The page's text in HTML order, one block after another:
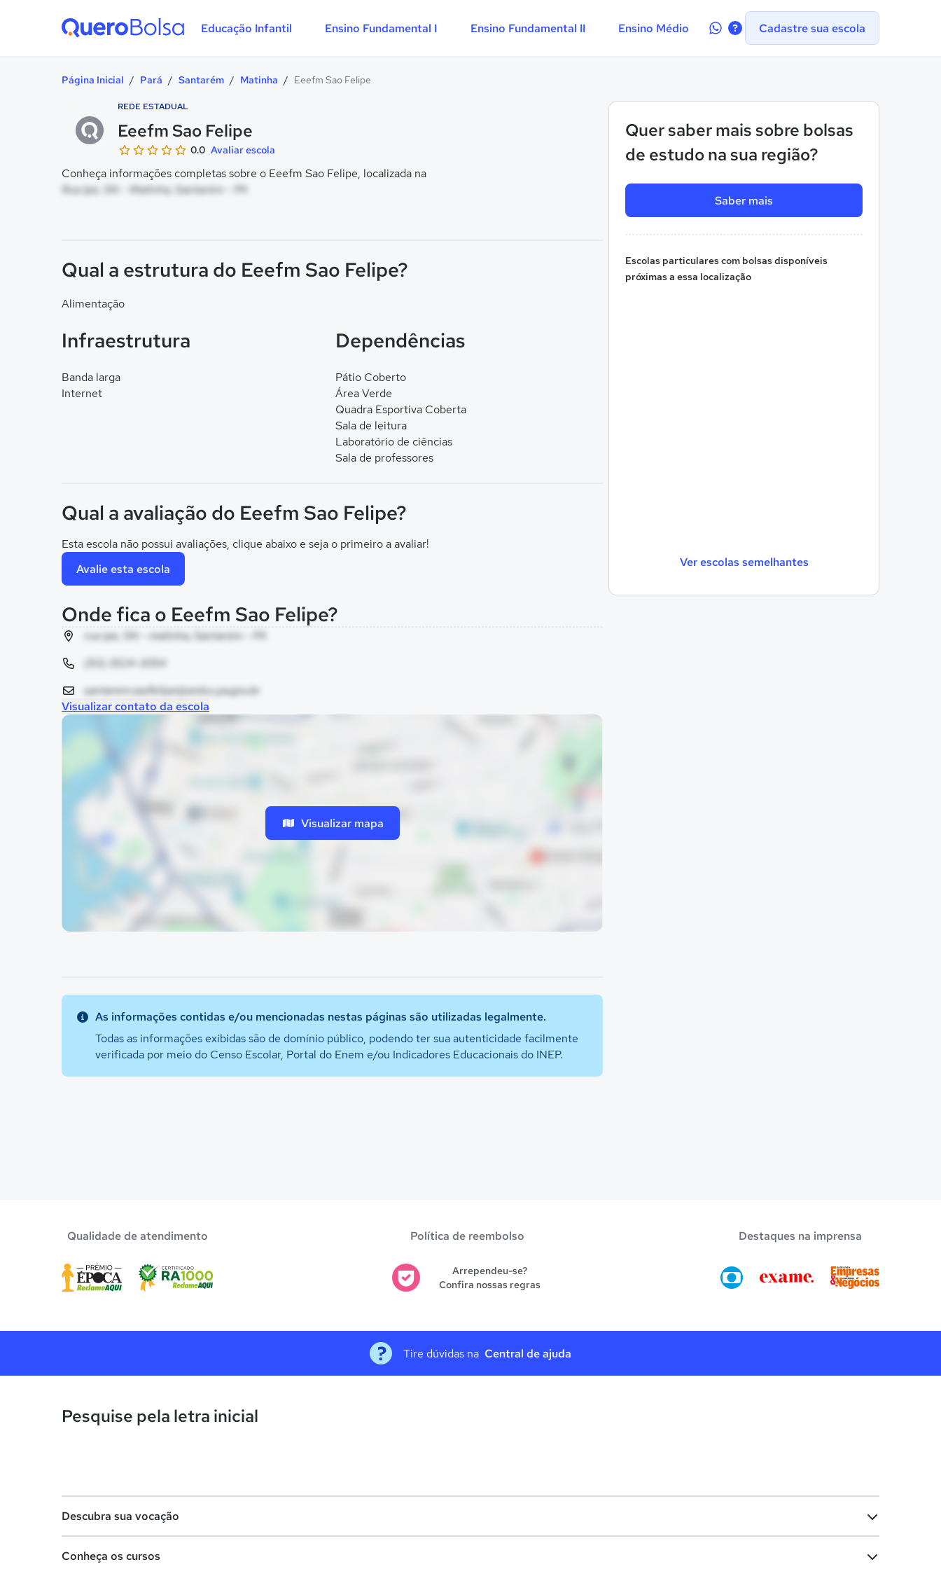
Educação Infantil Ensino Fundamental I Ensino Fundamental II Ensino Médio
Contate-Cadastre sua escola
Página Inicial / Pará / Santarém / Matinha / Eeefm Sao Felipe
REDE ESTADUAL
Eeefm Sao Felipe
0.0 Avaliar escola
Conheça informações completas sobre o Eeefm Sao Felipe, localizada na
Rua Ipe, SN - Matinha, Santarém - PA
Quer saber mais sobre bolsas
de estudo na sua região?
Saber mais
Escolas particulares com bolsas disponíveis
próximas a essa localização
Ver escolas semelhantes
Qual a estrutura do Eeefm Sao Felipe?
Alimentação
Infraestrutura
Banda larga
Internet
Dependências
Pátio Coberto
Área Verde
Quadra Esportiva Coberta
Sala de leitura
Laboratório de ciências
Sala de professores
Qual a avaliação do Eeefm Sao Felipe?
Esta escola não possui avaliações, clique abaixo e seja o primeiro a avaliar!
Avalie esta escola
Onde fica o Eeefm Sao Felipe?
rua ipe, SN - matinha, Santarém - PA
(93) 3524-3054
santarem.saofelipe@seduc.pa.gov.br
Visualizar contato da escola
Visualizar mapa
As informações contidas e/ou mencionadas nestas páginas são utilizadas legalmente.
Todas as informações exibidas são de domínio público, podendo ter sua autenticidade facilmente
verificada por meio do Censo Escolar, Portal do Enem e/ou Indicadores Educacionais do INEP.
Qualidade de atendimento Política de reembolso
Arrependeu-se?
Confira nossas regras
Destaques na imprensa
Tire dúvidas na Central de ajuda
Pesquise pela letra inicial
Descubra sua vocação
Conheça os cursos